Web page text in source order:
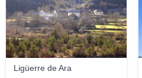
Ligüerre de Ara